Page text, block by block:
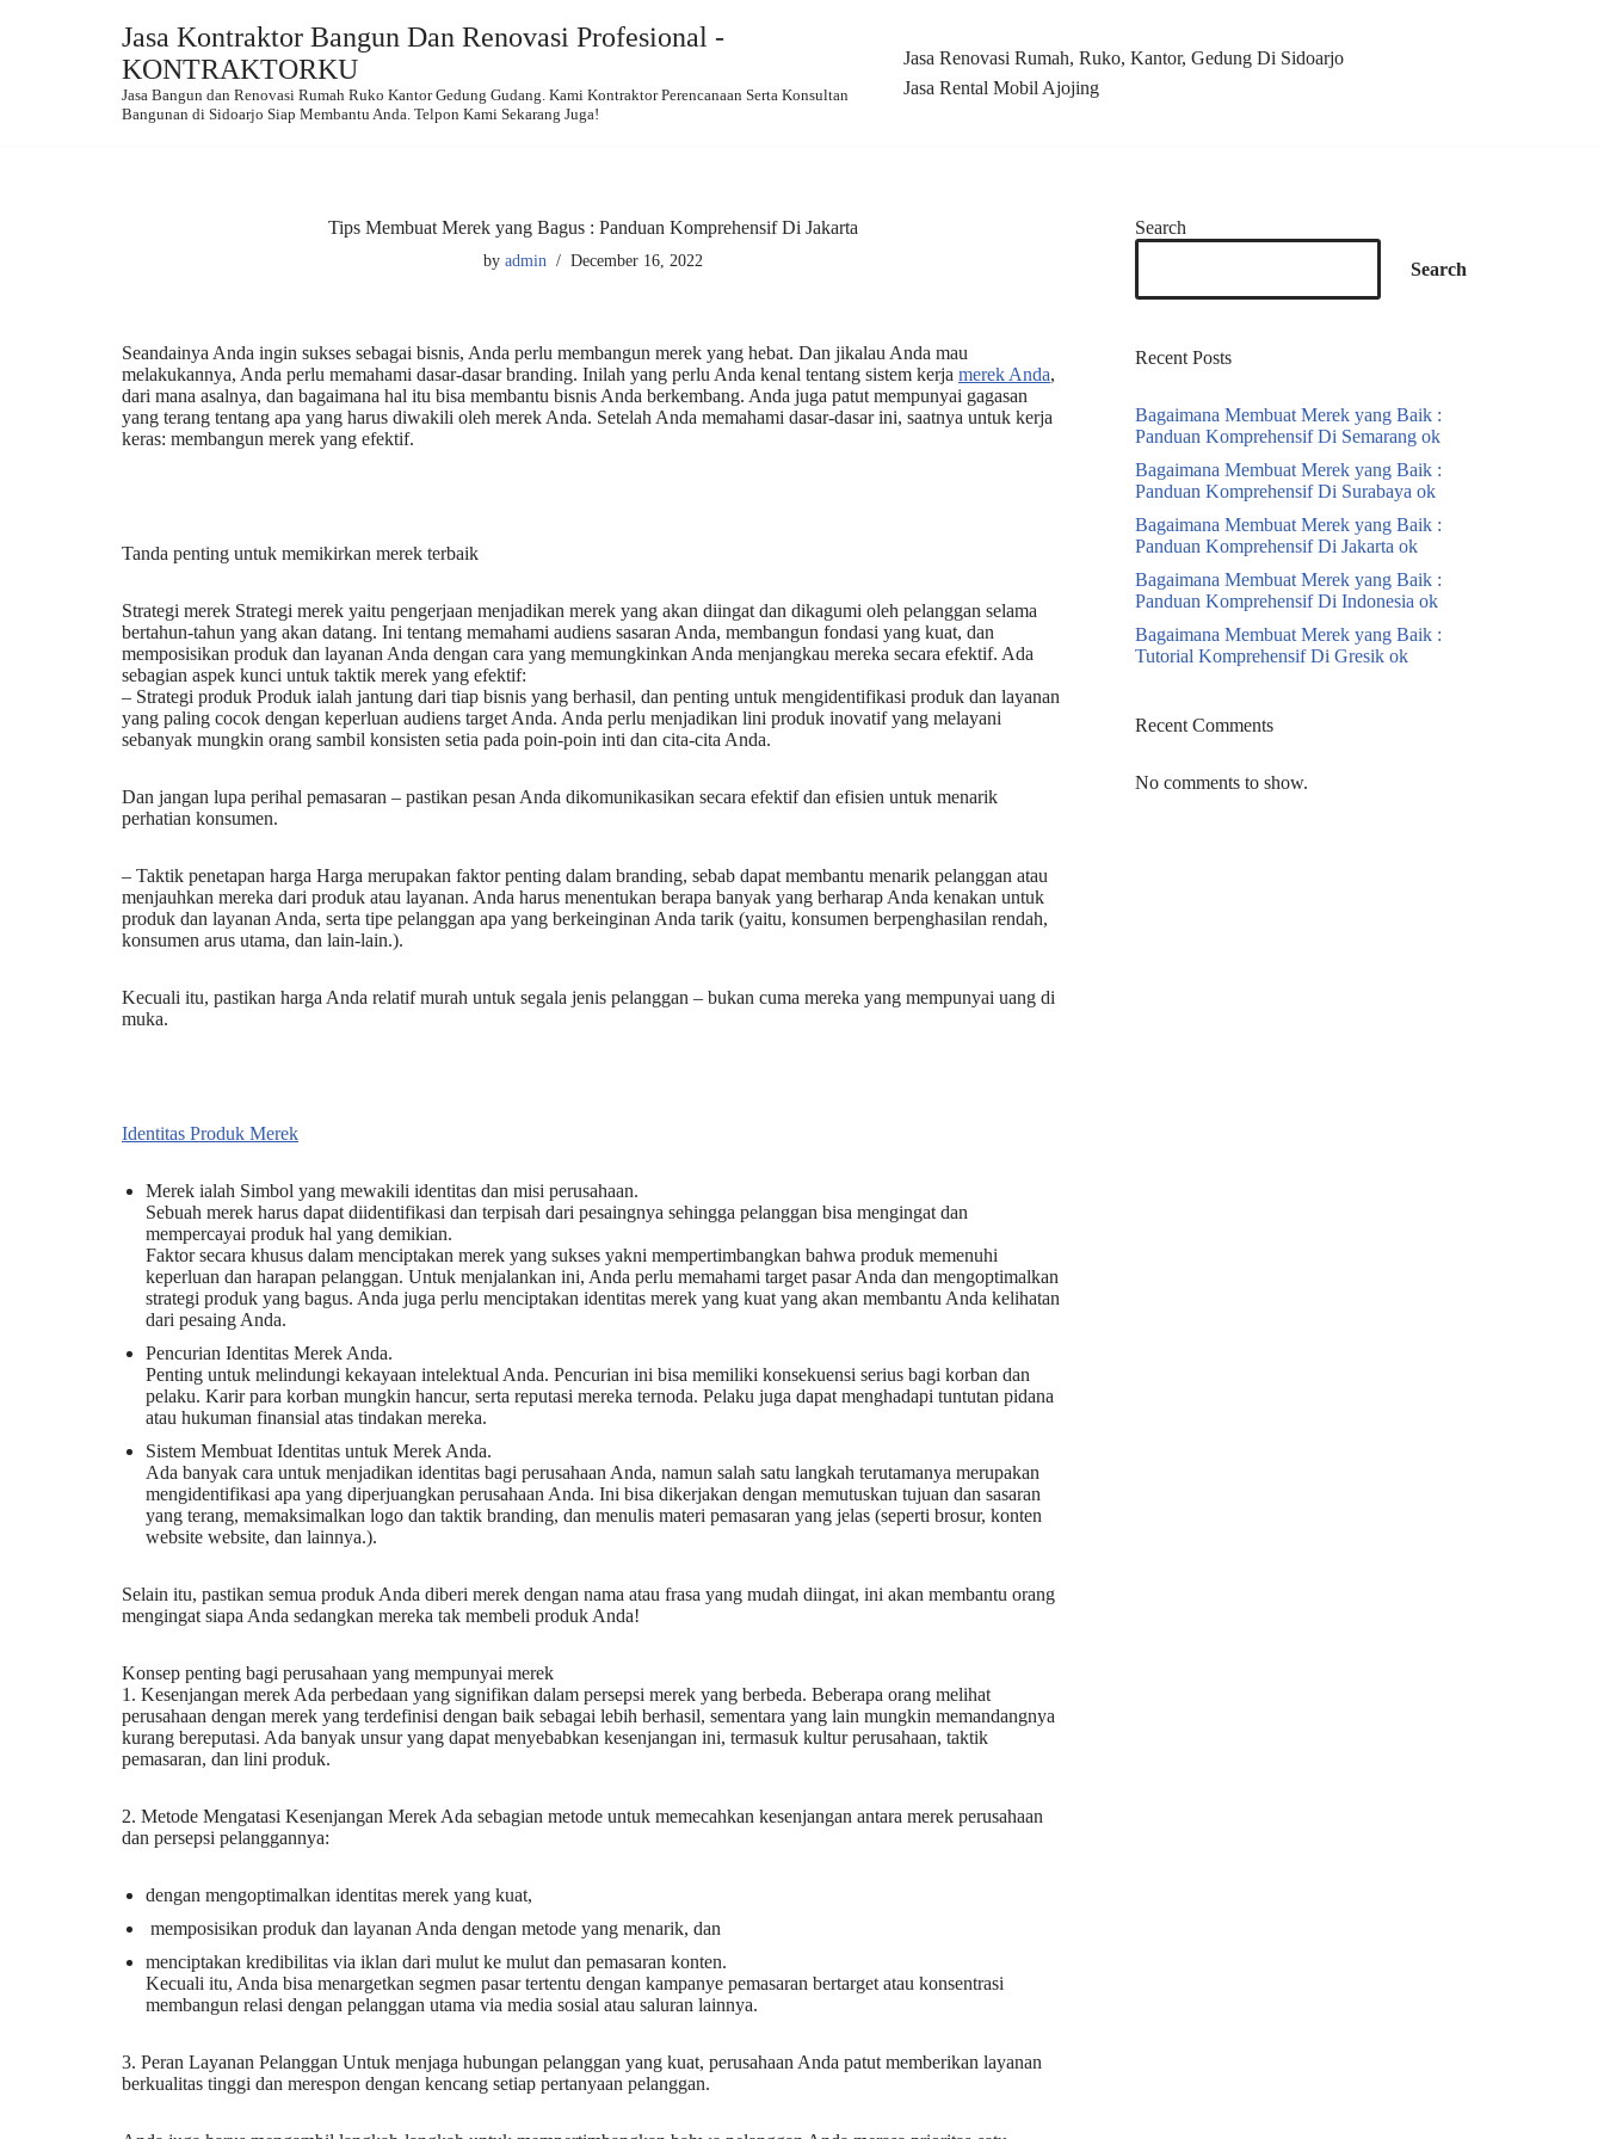
Jasa Kontraktor Bangun Dan Renovasi Profesional -
KONTRAKTORKU
Jasa Bangun dan Renovasi Rumah Ruko Kantor Gedung Gudang. Kami Kontraktor Perencanaan Serta Konsultan
Bangunan di Sidoarjo Siap Membantu Anda. Telpon Kami Sekarang Juga!
Jasa Renovasi Rumah, Ruko, Kantor, Gedung Di Sidoarjo
Jasa Rental Mobil Ajojing
Tips Membuat Merek yang Bagus : Panduan Komprehensif Di Jakarta
by admin December 16, 2022
Seandainya Anda ingin sukses sebagai bisnis, Anda perlu membangun merek yang hebat. Dan jikalau Anda mau
melakukannya, Anda perlu memahami dasar-dasar branding. Inilah yang perlu Anda kenal tentang sistem kerja merek Anda,
dari mana asalnya, dan bagaimana hal itu bisa membantu bisnis Anda berkembang. Anda juga patut mempunyai gagasan
yang terang tentang apa yang harus diwakili oleh merek Anda. Setelah Anda memahami dasar-dasar ini, saatnya untuk kerja
keras: membangun merek yang efektif.
Tanda penting untuk memikirkan merek terbaik
Strategi merek Strategi merek yaitu pengerjaan menjadikan merek yang akan diingat dan dikagumi oleh pelanggan selama
bertahun-tahun yang akan datang. Ini tentang memahami audiens sasaran Anda, membangun fondasi yang kuat, dan
memposisikan produk dan layanan Anda dengan cara yang memungkinkan Anda menjangkau mereka secara efektif. Ada
sebagian aspek kunci untuk taktik merek yang efektif:
– Strategi produk Produk ialah jantung dari tiap bisnis yang berhasil, dan penting untuk mengidentifikasi produk dan layanan
yang paling cocok dengan keperluan audiens target Anda. Anda perlu menjadikan lini produk inovatif yang melayani
sebanyak mungkin orang sambil konsisten setia pada poin-poin inti dan cita-cita Anda.
Dan jangan lupa perihal pemasaran – pastikan pesan Anda dikomunikasikan secara efektif dan efisien untuk menarik
perhatian konsumen.
– Taktik penetapan harga Harga merupakan faktor penting dalam branding, sebab dapat membantu menarik pelanggan atau
menjauhkan mereka dari produk atau layanan. Anda harus menentukan berapa banyak yang berharap Anda kenakan untuk
produk dan layanan Anda, serta tipe pelanggan apa yang berkeinginan Anda tarik (yaitu, konsumen berpenghasilan rendah,
konsumen arus utama, dan lain-lain.).
Kecuali itu, pastikan harga Anda relatif murah untuk segala jenis pelanggan – bukan cuma mereka yang mempunyai uang di
muka.
Identitas Produk Merek
Merek ialah Simbol yang mewakili identitas dan misi perusahaan.
Sebuah merek harus dapat diidentifikasi dan terpisah dari pesaingnya sehingga pelanggan bisa mengingat dan
mempercayai produk hal yang demikian.
Faktor secara khusus dalam menciptakan merek yang sukses yakni mempertimbangkan bahwa produk memenuhi
keperluan dan harapan pelanggan. Untuk menjalankan ini, Anda perlu memahami target pasar Anda dan mengoptimalkan
strategi produk yang bagus. Anda juga perlu menciptakan identitas merek yang kuat yang akan membantu Anda kelihatan
dari pesaing Anda.
Pencurian Identitas Merek Anda.
Penting untuk melindungi kekayaan intelektual Anda. Pencurian ini bisa memiliki konsekuensi serius bagi korban dan
pelaku. Karir para korban mungkin hancur, serta reputasi mereka ternoda. Pelaku juga dapat menghadapi tuntutan pidana
atau hukuman finansial atas tindakan mereka.
Sistem Membuat Identitas untuk Merek Anda.
Ada banyak cara untuk menjadikan identitas bagi perusahaan Anda, namun salah satu langkah terutamanya merupakan
mengidentifikasi apa yang diperjuangkan perusahaan Anda. Ini bisa dikerjakan dengan memutuskan tujuan dan sasaran
yang terang, memaksimalkan logo dan taktik branding, dan menulis materi pemasaran yang jelas (seperti brosur, konten
website website, dan lainnya.).
Selain itu, pastikan semua produk Anda diberi merek dengan nama atau frasa yang mudah diingat, ini akan membantu orang
mengingat siapa Anda sedangkan mereka tak membeli produk Anda!
Konsep penting bagi perusahaan yang mempunyai merek
1. Kesenjangan merek Ada perbedaan yang signifikan dalam persepsi merek yang berbeda. Beberapa orang melihat
perusahaan dengan merek yang terdefinisi dengan baik sebagai lebih berhasil, sementara yang lain mungkin memandangnya
kurang bereputasi. Ada banyak unsur yang dapat menyebabkan kesenjangan ini, termasuk kultur perusahaan, taktik
pemasaran, dan lini produk.
2. Metode Mengatasi Kesenjangan Merek Ada sebagian metode untuk memecahkan kesenjangan antara merek perusahaan
dan persepsi pelanggannya:
dengan mengoptimalkan identitas merek yang kuat,
memposisikan produk dan layanan Anda dengan metode yang menarik, dan
menciptakan kredibilitas via iklan dari mulut ke mulut dan pemasaran konten.
Kecuali itu, Anda bisa menargetkan segmen pasar tertentu dengan kampanye pemasaran bertarget atau konsentrasi
membangun relasi dengan pelanggan utama via media sosial atau saluran lainnya.
3. Peran Layanan Pelanggan Untuk menjaga hubungan pelanggan yang kuat, perusahaan Anda patut memberikan layanan
berkualitas tinggi dan merespon dengan kencang setiap pertanyaan pelanggan.
Search
Search
Recent Posts
Bagaimana Membuat Merek yang Baik :
Panduan Komprehensif Di Semarang ok
Bagaimana Membuat Merek yang Baik :
Panduan Komprehensif Di Surabaya ok
Bagaimana Membuat Merek yang Baik :
Panduan Komprehensif Di Jakarta ok
Bagaimana Membuat Merek yang Baik :
Panduan Komprehensif Di Indonesia ok
Bagaimana Membuat Merek yang Baik :
Tutorial Komprehensif Di Gresik ok
Recent Comments
No comments to show.